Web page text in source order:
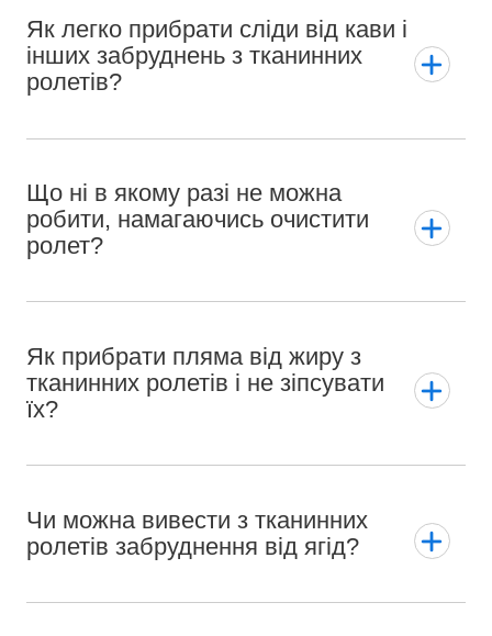
Як легко прибрати сліди від кави і
інших забруднень з тканинних
ролетів?
Що ні в якому разі не можна
робити, намагаючись очистити
ролет?
Як прибрати пляма від жиру з
тканинних ролетів і не зіпсувати
їх?
Чи можна вивести з тканинних
ролетів забруднення від ягід?